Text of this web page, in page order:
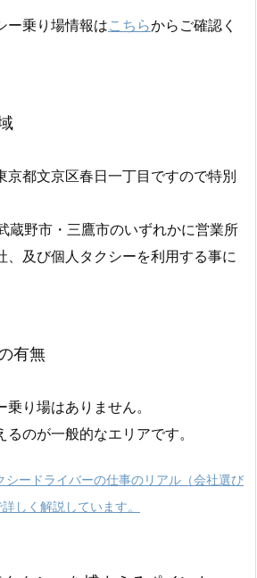
ー乗り場情報はこちらからご確認く
京都文京区春日一丁目ですので特別
蔵野市・三鷹市のいずれかに営業所
、及び個人タクシーを利用する事に
有無
り場はありません。
のが一般的なエリアです。
シードライバーの仕事のリアル（会社選び
しく解説しています。